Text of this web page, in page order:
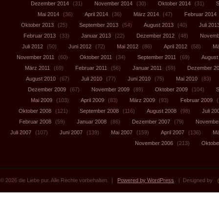
Dezember 2014
(31) November 2014 (30) Oktober 2014 (31)
Mai 2014
(36) April 2014 (36) März 2014 (47) Februar 2014
Oktober 2013
(25) September 2013 (54) August 2013 (40)
Juli
Februar 2013
(33) Januar 2013 (22) Dezember 2012 (48)
Juli 2012
(50) Juni 2012 (72) Mai 2012 (86) April 2012 (58)
November 2011
(60) Oktober 2011 (34) September 2011 (69)
August
März 2011
(69) Februar 2011 (56) Januar 2011 (59)
Dezember
August 2010
(67) Juli 2010 (77) Juni 2010 (75) Mai 2010
(83)
Dezember 2009
(67) November 2009 (89) Oktober 2009 (104)
Mai 2009
(103) April 2009 (83) März 2009 (93) Februar 2009
Oktober 2008
(121) September 2008 (116) August 2008 (98)
Juli
Februar 2008
(59) Januar 2008 (86) Dezember 2007 (79)
Juli 2007
(107) Juni 2007 (139) Mai 2007 (159) April 2007 (136)
November 2006
(213)
© 2026 die Liebe pur. Alle Rechte vorbehalten. | Powered by WordPress | Designed by